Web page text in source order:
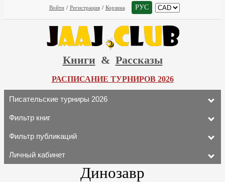
Войти / Регистрация / Корзина РУС
Книги & Рассказы
РАСПИСАНИЕ ТУРНИРОВ 2026
Писательские турниры 2026
Фильтр книг
Фильтр публикаций
Личный кабинет
Динозавр